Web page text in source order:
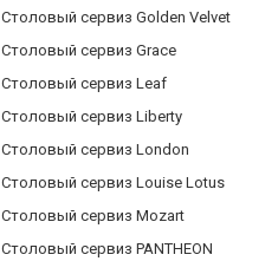
Столовый сервиз Golden Velvet
Столовый сервиз Grace
Столовый сервиз Leaf
Столовый сервиз Liberty
Столовый сервиз London
Столовый сервиз Louise Lotus
Столовый сервиз Mozart
Столовый сервиз PANTHEON